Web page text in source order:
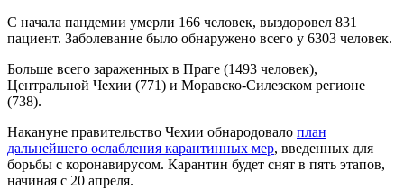
С начала пандемии умерли 166 человек, выздоровел 831
пациент. Заболевание было обнаружено всего у 6303 человек.
Больше всего зараженных в Праге (1493 человек),
Центральной Чехии (771) и Моравско-Силезском регионе
(738).
Накануне правительство Чехии обнародовало план
дальнейшего ослабления карантинных мер, введенных для
борьбы с коронавирусом. Карантин будет снят в пять этапов,
начиная с 20 апреля.